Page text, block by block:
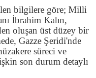
bilgilere göre; Milli
İbrahim Kalın,
oluşan üst düzey bir
Gazze Şeridi'nde
süreci ve
son durum detaylı